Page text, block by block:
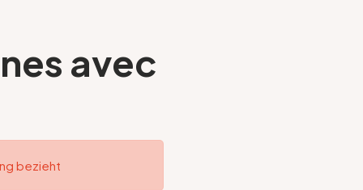
avec
bezieht